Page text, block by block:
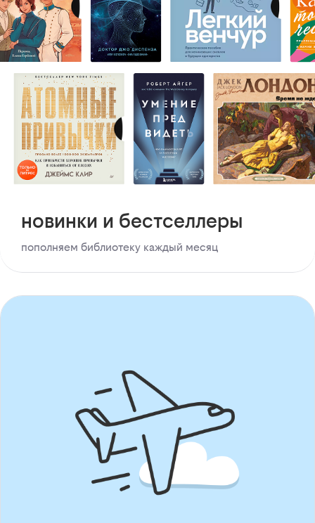
новинки и бестселлеры
пополняем библиотеку каждый месяц